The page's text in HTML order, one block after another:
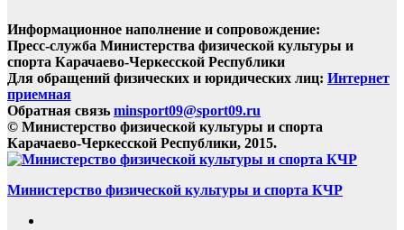
Информационное наполнение и сопровождение:
Пресс-служба Министерства физической культуры и
спорта Карачаево-Черкесской Республики
Для обращений физических и юридических лиц: Интернет
приемная
Обратная связь minsport09@sport09.ru
© Министерство физической культуры и спорта
Карачаево-Черкесской Республики, 2015.
Министерство физической культуры и спорта КЧР